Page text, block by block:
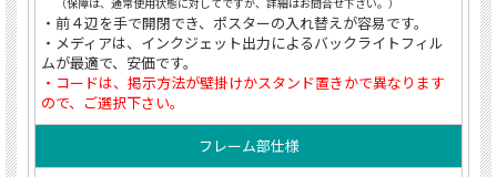
・前４辺を手で開閉でき、ポスターの入れ替えが容易です。
・メディアは、インクジェット出力によるバックライトフィル
ムが最適で、安価です。
・コードは、掲示方法が壁掛けかスタンド置きかで異なります
ので、ご選択下さい。
フレーム部仕様